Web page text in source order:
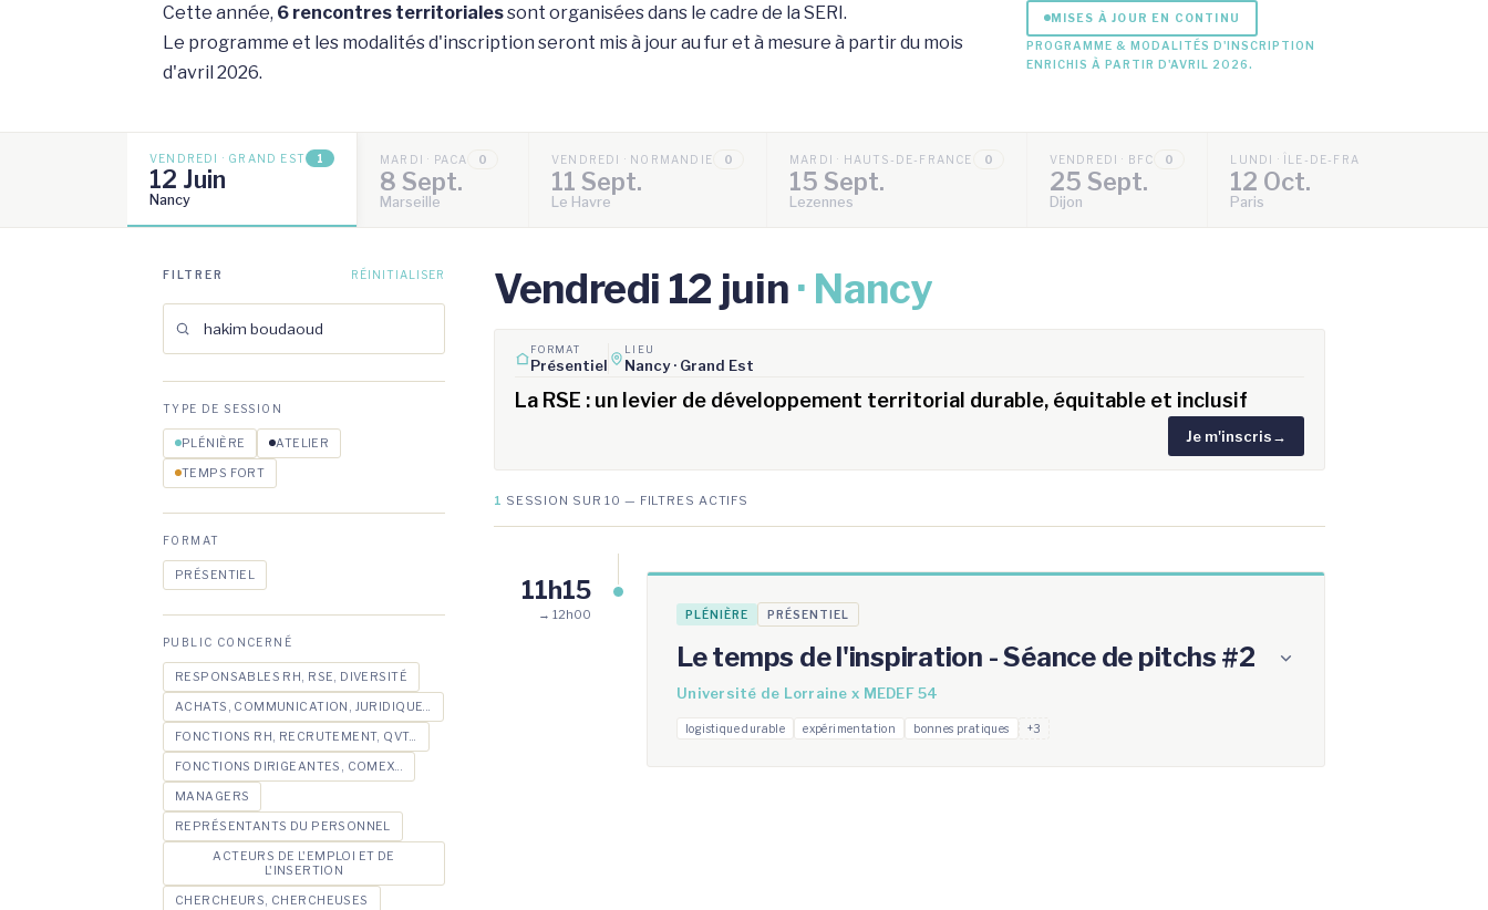
Cette année, 6 rencontres territorialessont organisées dans le cadre de la SERI.
Le programme et les modalités d'inscription seront mis à jour au fur et à mesure à partir du mois
d'avril 2026.
MISES À JOUR EN CONTINU
PROGRAMME & MODALITÉS D'INSCRIPTION
ENRICHIS À PARTIR D'AVRIL 2026.
VENDREDI · GRAND EST 1
12 Juin
Nancy
MARDI · PACA 0
8 Sept.
Marseille
VENDREDI · NORMANDIE 0
11 Sept.
Le Havre
MARDI · HAUTS-DE-FRANCE 0
15 Sept.
Lezennes
VENDREDI · BFC 0
25 Sept.
Dijon
LUNDI · ÎLE-DE-FRANCE
12 Oct.
Paris
FILTRER RÉINITIALISER
TYPE DE SESSION
PLÉNIÈRE ATELIER
TEMPS FORT
FORMAT
PRÉSENTIEL
PUBLIC CONCERNÉ
RESPONSABLES RH, RSE, DIVERSITÉ
ACHATS, COMMUNICATION, JURIDIQUE...
FONCTIONS RH, RECRUTEMENT, QVT...
FONCTIONS DIRIGEANTES, COMEX...
MANAGERS
REPRÉSENTANTS DU PERSONNEL
ACTEURS DE L'EMPLOI ET DE
L'INSERTION
CHERCHEURS, CHERCHEUSES
Vendredi 12 juin · Nancy
FORMAT
Présentiel
LIEU
Nancy · Grand Est
La RSE : un levier de développement territorial durable, équitable et inclusif
Je m'inscris→
1 SESSION SUR 10 — FILTRES ACTIFS
11h15
→ 12h00 PLÉNIÈRE PRÉSENTIEL
Le temps de l'inspiration - Séance de pitchs #2
Université de Lorraine x MEDEF 54
logistique durable expérimentation bonnes pratiques +3